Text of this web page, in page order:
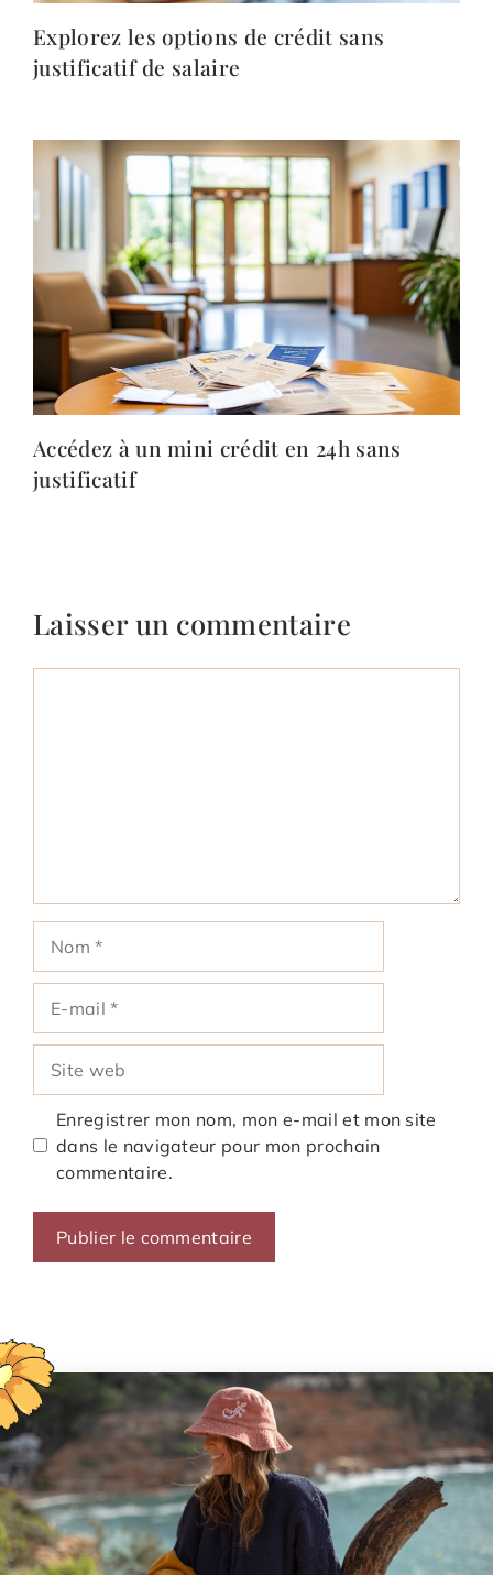
Explorez les options de crédit sans
justificatif de salaire
Accédez à un mini crédit en 24h sans
justificatif
Laisser un commentaire
mail
web
Enregistrer mon nom, mon e-mail et mon site
dans le navigateur pour mon prochain
commentaire.